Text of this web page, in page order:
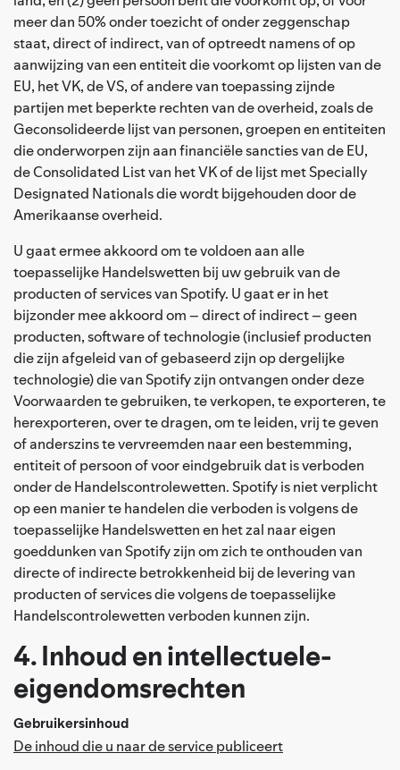
meer dan 50% onder toezicht of onder zeggenschap
staat, direct of indirect, van of optreedt namens of op
aanwijzing van een entiteit die voorkomt op lijsten van de
EU, het VK, de VS, of andere van toepassing zijnde
partijen met beperkte rechten van de overheid, zoals de
Geconsolideerde lijst van personen, groepen en entiteiten
die onderworpen zijn aan financiële sancties van de EU,
de Consolidated List van het VK of de lijst met Specially
Designated Nationals die wordt bijgehouden door de
Amerikaanse overheid.
U gaat ermee akkoord om te voldoen aan alle
toepasselijke Handelswetten bij uw gebruik van de
producten of services van Spotify. U gaat er in het
bijzonder mee akkoord om – direct of indirect – geen
producten, software of technologie (inclusief producten
die zijn afgeleid van of gebaseerd zijn op dergelijke
technologie) die van Spotify zijn ontvangen onder deze
Voorwaarden te gebruiken, te verkopen, te exporteren, te
herexporteren, over te dragen, om te leiden, vrij te geven
of anderszins te vervreemden naar een bestemming,
entiteit of persoon of voor eindgebruik dat is verboden
onder de Handelscontrolewetten. Spotify is niet verplicht
op een manier te handelen die verboden is volgens de
toepasselijke Handelswetten en het zal naar eigen
goeddunken van Spotify zijn om zich te onthouden van
directe of indirecte betrokkenheid bij de levering van
producten of services die volgens de toepasselijke
Handelscontrolewetten verboden kunnen zijn.
4. Inhoud en intellectuele-
eigendomsrechten
Gebruikersinhoud
De inhoud die u naar de service publiceert